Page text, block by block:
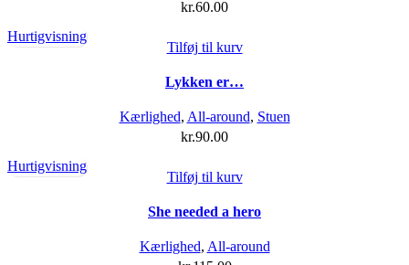
kr.60.00
Hurtigvisning
Tilføj til kurv
Lykken er…
Kærlighed, All-around, Stuen
kr.90.00
Hurtigvisning
Tilføj til kurv
She needed a hero
Kærlighed, All-around